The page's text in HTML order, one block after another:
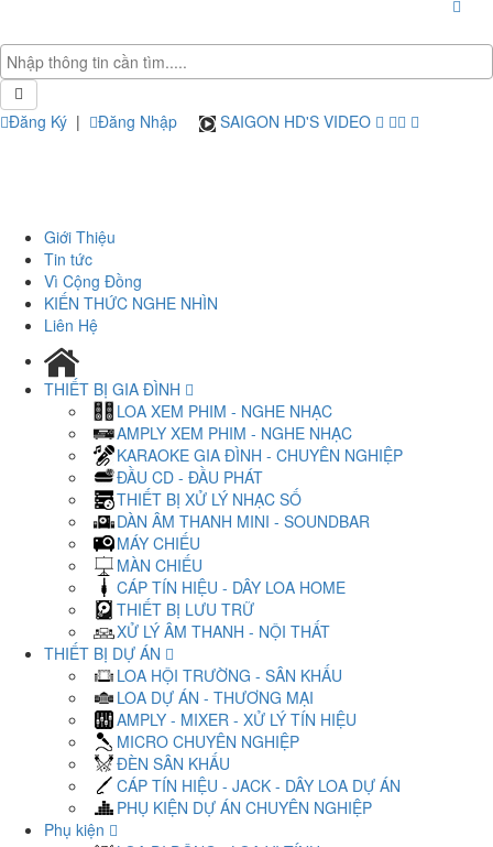
Đăng Ký | Đăng Nhập SAIGON HD'S VIDEO
Giới Thiệu
Tin tức
Vì Cộng Đồng
KIẾN THỨC NGHE NHÌN
Liên Hệ
THIẾT BỊ GIA ĐÌNH
LOA XEM PHIM - NGHE NHẠC
AMPLY XEM PHIM - NGHE NHẠC
KARAOKE GIA ĐÌNH - CHUYÊN NGHIỆP
ĐẦU CD - ĐẦU PHÁT
THIẾT BỊ XỬ LÝ NHẠC SỐ
DÀN ÂM THANH MINI - SOUNDBAR
MÁY CHIẾU
MÀN CHIẾU
CÁP TÍN HIỆU - DÂY LOA HOME
THIẾT BỊ LƯU TRỮ
XỬ LÝ ÂM THANH - NỘI THẤT
THIẾT BỊ DỰ ÁN
LOA HỘI TRƯỜNG - SÂN KHẤU
LOA DỰ ÁN - THƯƠNG MẠI
AMPLY - MIXER - XỬ LÝ TÍN HIỆU
MICRO CHUYÊN NGHIỆP
ĐÈN SÂN KHẤU
CÁP TÍN HIỆU - JACK - DÂY LOA DỰ ÁN
PHỤ KIỆN DỰ ÁN CHUYÊN NGHIỆP
Phụ kiện